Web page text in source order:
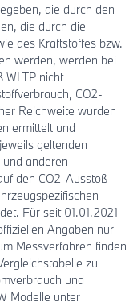
die durch den
die durch die
des Kraftstoffes bzw.
werden, werden bei
WLTP nicht
CO2-
Reichweite wurden
ermittelt und
geltenden
anderen
den CO2-Ausstoß
Für seit 01.01.2021
Angaben nur
Messverfahren finden
zu
und
Modelle unter